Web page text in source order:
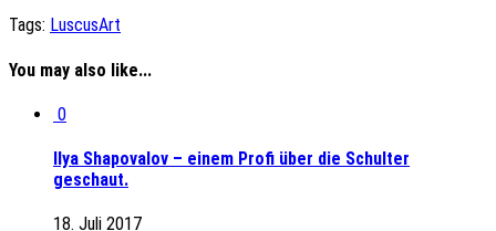
Tags: LuscusArt
You may also like...
0
Ilya Shapovalov – einem Profi über die Schulter
geschaut.
18. Juli 2017